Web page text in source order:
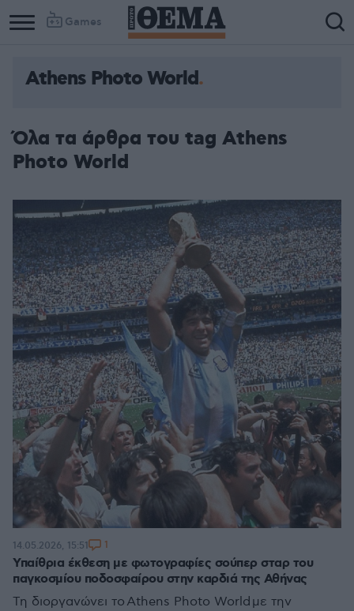
Games
Athens Photo World
Όλα τα άρθρα του tag Athens
Photo World
Υπαίθρια έκθεση με φωτογραφίες σούπερ σταρ του
παγκοσμίου ποδοσφαίρου στην καρδιά της Αθήνας
Τη διοργανώνει το Athens Photo World με την
14.05.2026, 15:51 1